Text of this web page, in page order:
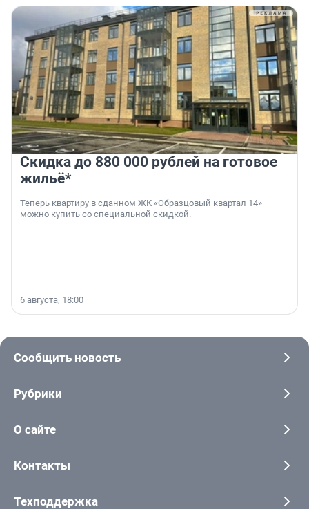
Скидка до 880 000 рублей на готовое
жильё*
Теперь квартиру в сданном ЖК «Образцовый квартал 14»
можно купить со специальной скидкой.
6 августа, 18:00
Сообщить новость
Рубрики
О сайте
Контакты
Техподдержка